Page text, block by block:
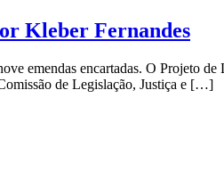
Kleber Fernandes
emendas encartadas. O Projeto
de Legislação, Justiça e […]